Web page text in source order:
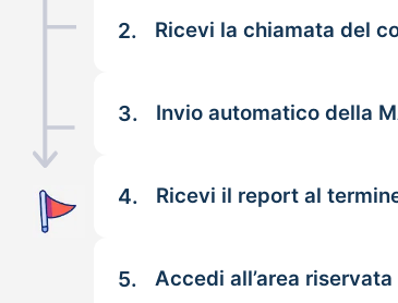
2. Ricevi la chiamata del
3. Invio automatico della
4. Ricevi il report al
5. Accedi all’area